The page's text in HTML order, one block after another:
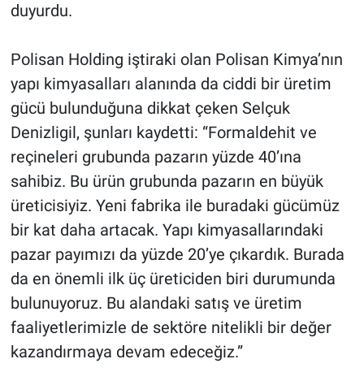
duyurdu.
Polisan Holding iştiraki olan Polisan Kimya’nın
yapı kimyasalları alanında da ciddi bir üretim
gücü bulunduğuna dikkat çeken Selçuk
Denizligil, şunları kaydetti: “Formaldehit ve
reçineleri grubunda pazarın yüzde 40’ına
sahibiz. Bu ürün grubunda pazarın en büyük
üreticisiyiz. Yeni fabrika ile buradaki gücümüz
bir kat daha artacak. Yapı kimyasallarındaki
pazar payımızı da yüzde 20’ye çıkardık. Burada
da en önemli ilk üç üreticiden biri durumunda
bulunuyoruz. Bu alandaki satış ve üretim
faaliyetlerimizle de sektöre nitelikli bir değer
kazandırmaya devam edeceğiz.”